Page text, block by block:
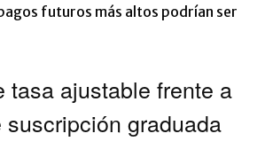
futuros más altos podrían ser
tasa ajustable frente a
suscripción graduada